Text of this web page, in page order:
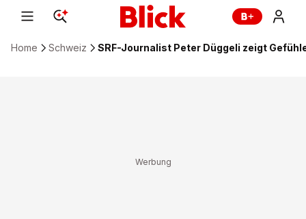
Home Schweiz SRF-Journalist Peter Düggeli zeigt